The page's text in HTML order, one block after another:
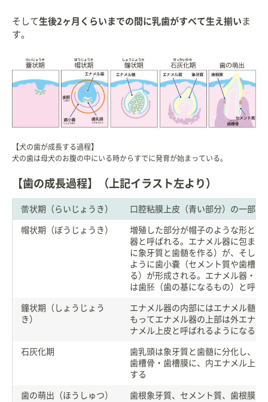
そして生後2ヶ月くらいまでの間に乳歯がすべて生え揃い ま
す。
【犬の歯が成長する過程】
犬の歯は母犬のお腹の中にいる時からすでに発育が始まっている。
【歯の成長過程】（上記イラスト左より）
蕾状期（らいじょうき） 口腔粘膜上皮（青い部分）の一部が
帽状期（ぼうじょうき）
増殖した部分が帽子のような形とな
器と呼ばれる。エナメル器に包まれ
に象牙質と歯髄を作る）が、そして
ように歯小嚢（セメント質や歯槽骨
る）が形成される。エナメル器・歯
は歯胚（歯の基になるもの）と呼ば
鐘状期（しょうじょう
き）
エナメル器の内部にはエナメル髄が
もってエナメル器の上部は外エナメ
ナメル上皮と呼ばれるようになる
石灰化期
歯乳頭は象牙質と歯髄に分化し、歯
歯槽骨・歯槽膜に、内エナメル上皮
する
歯の萌出（ほうしゅつ）
歯根象牙質、セメント質、歯根膜、